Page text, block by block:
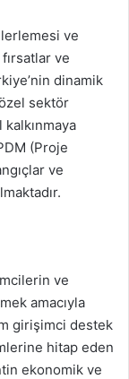
ve
ve
dinamik
sektör
(Proje
ve
ve
amacıyla
girişimci destek
hitap eden
ekonomik ve